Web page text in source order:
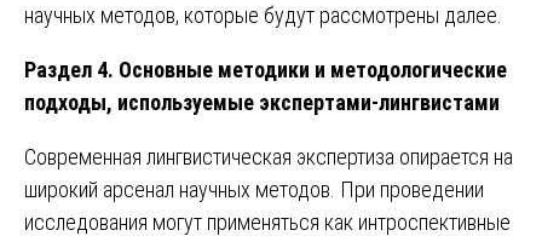
научных методов, которые будут рассмотрены далее.
Раздел 4. Основные методики и методологические
подходы, используемые экспертами-лингвистами
Современная лингвистическая экспертиза опирается на
широкий арсенал научных методов. При проведении
исследования могут применяться как интроспективные